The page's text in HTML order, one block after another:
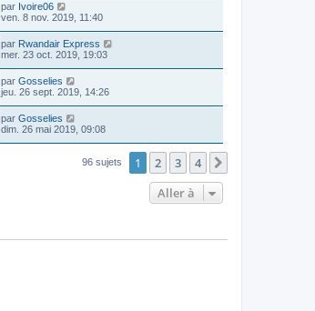
par Ivoire06
ven. 8 nov. 2019, 11:40
par Rwandair Express
mer. 23 oct. 2019, 19:03
par Gosselies
jeu. 26 sept. 2019, 14:26
par Gosselies
dim. 26 mai 2019, 09:08
96 sujets 1 2 3 4
Aller à